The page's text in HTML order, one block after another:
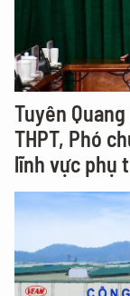
Tuyên
THPT, Phó
lĩnh vực phụ